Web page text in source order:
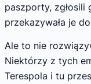
paszporty, zgłosili
przekazywała je
Ale to nie
Niektórzy z tych
Terespola i tu